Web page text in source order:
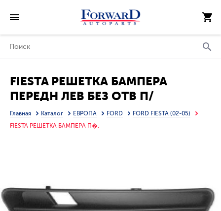
FIESTA РЕШЕТКА БАМПЕРА
ПЕРЕДН ЛЕВ БЕЗ ОТВ П/
ПРОТИВОТУМ (ТАЙВАНЬ)
Главная Каталог ЕВРОПА FORD
FORD FIESTA (02-05)
FIESTA РЕШЕТКА БАМПЕРА П�.